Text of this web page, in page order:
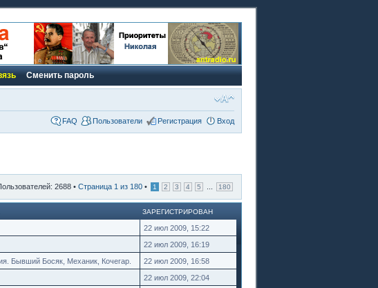
Сменить пароль
FAQ Пользователи Регистрация Вход
2688 • Страница 1 из 180 • 1 2 3 4 5 180
ЗАРЕГИСТРИРОВАН
22 июл 2009, 15:22
22 июл 2009, 16:19
Бывший Босяк, Механик, Кочегар.
22 июл 2009, 16:58
22 июл 2009, 22:04